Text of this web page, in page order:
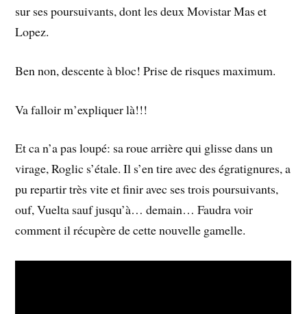
sur ses poursuivants, dont les deux Movistar Mas et
Lopez.
Ben non, descente à bloc! Prise de risques maximum.
Va falloir m’expliquer là!!!
Et ca n’a pas loupé: sa roue arrière qui glisse dans un
virage, Roglic s’étale. Il s’en tire avec des égratignures, a
pu repartir très vite et finir avec ses trois poursuivants,
ouf, Vuelta sauf jusqu’à… demain… Faudra voir
comment il récupère de cette nouvelle gamelle.